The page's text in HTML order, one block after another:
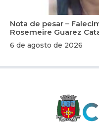
Nota de pesar –
Rosemeire Guarez
6 de agosto de 2026